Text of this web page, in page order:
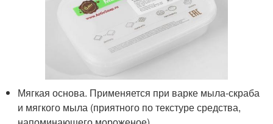
Мягкая основа. Применяется при варке мыла-скраба
и мягкого мыла (приятного по текстуре средства,